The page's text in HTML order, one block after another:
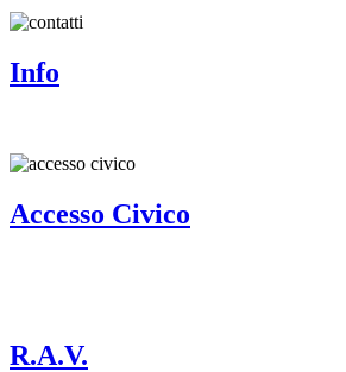
Info
Accesso Civico
R.A.V.